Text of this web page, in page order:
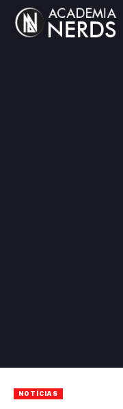
NOTÍCIAS